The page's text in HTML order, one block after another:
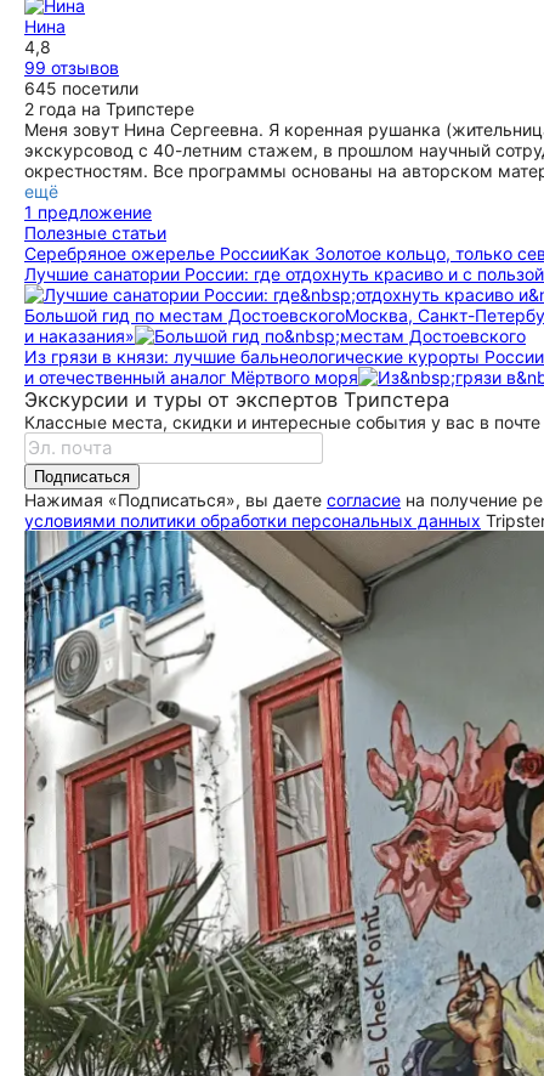
ещё
Скорость прохождения маршрута комфортная, не
устаешь. Отличная идея включить в программу экскурсии
обед, не теряешь время на поиски места "где бы поесть".
Нас ждали, было вкусно и быстро. Спасибо.
ещё
Нина
4,8
99 отзывов
645 посетили
2 года на Трипстере
Меня зовут Нина Сергеевна. Я коренная рушанка
экскурсовод с 40-летним стажем, в прошлом научный
окрестностям. Все программы основаны на авторском
ещё
1 предложение
Полезные статьи
Серебряное ожерелье РоссииКак Золотое кольцо, только
Лучшие санатории России: где отдохнуть красиво и с пользой
Большой гид по местам ДостоевскогоМосква, Санкт-
и наказания»
Из грязи в князи: лучшие бальнеологические курорты России
и отечественный аналог Мёртвого моря
Экскурсии и туры от экспертов Трипстера
Классные места, скидки и интересные события у вас в почте
Подписаться
Нажимая «Подписаться», вы даете согласие на получение
условиями политики обработки персональных данных